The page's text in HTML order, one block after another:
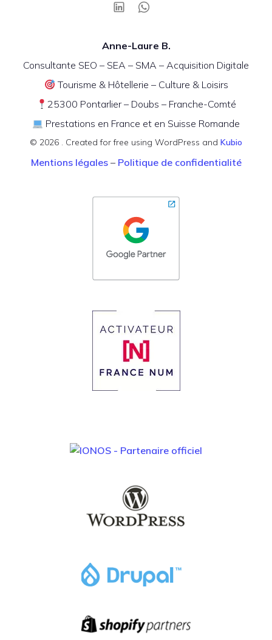
Anne-Laure B.
Consultante SEO – SEA – SMA – Acquisition Digitale
Tourisme & Hôtellerie – Culture & Loisirs
25300 Pontarlier – Doubs – Franche-Comté
Prestations en France et en Suisse Romande
© 2026 . Created for free using WordPress and Kubio
Mentions légales– Politique de confidentialité